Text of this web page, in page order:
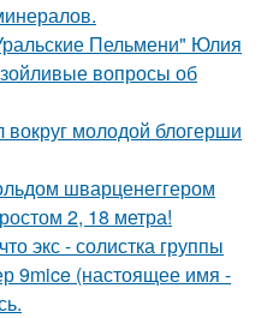
Пельмени" Юлия
вопросы об
вокруг молодой блогерши
шварценеггером
2, 18 метра!
экс - солистка группы
9mice (настоящее имя -